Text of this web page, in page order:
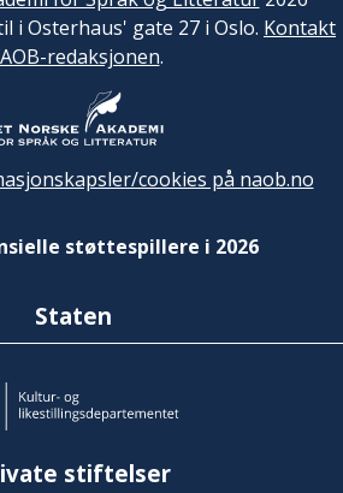
i Osterhaus' gate 27 i Oslo. Kontakt
redaksjonen.
cookies på naob.no
støttespillere i 2026
Staten
stiftelser